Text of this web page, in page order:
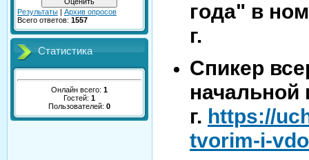
Результаты | Архив опросов
Всего ответов: 1557
Статистика
Онлайн всего: 1
Гостей: 1
Пользователей: 0
года" в
г.
Спикер
г. https://
tvorim-i-